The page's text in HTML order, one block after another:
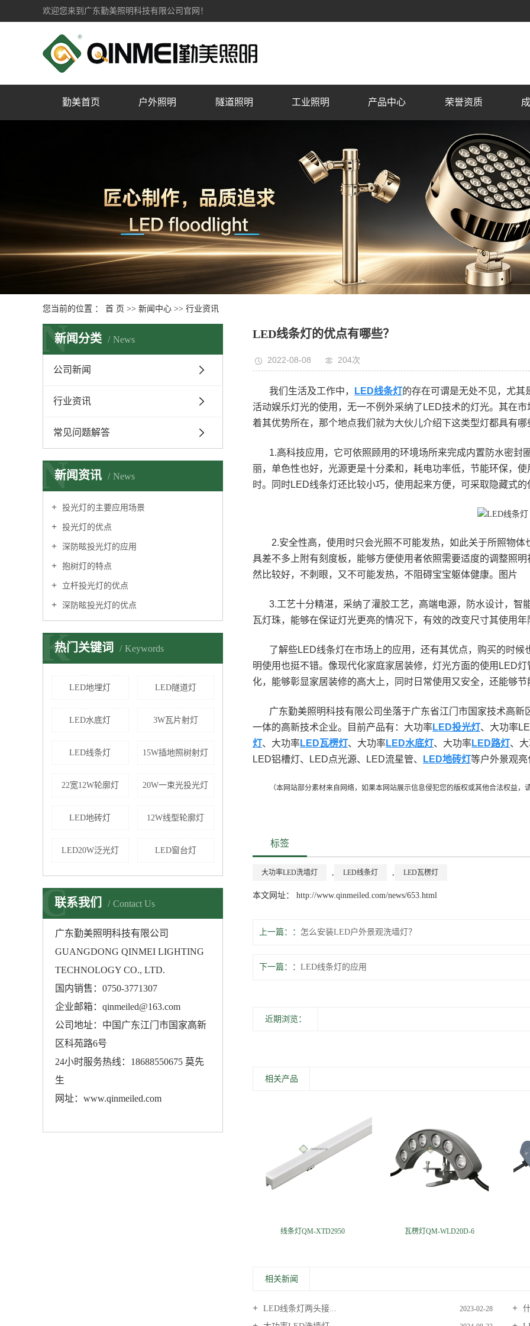
欢迎您来到广东勤美照明科技有限公司官网！
勤美首页 户外照明 隧道照明 工业照明 产品中心 荣誉资质
荣誉资质 商
市
住
您当前的位置 ： 首 页 >> 新闻中心 >> 行业资讯
新闻分类 News
N
公司新闻
行业资讯
常见问题解答
新闻资讯 News
N
投光灯的主要应用场景
投光灯的优点
深防眩投光灯的应用
抱树灯的特点
立杆投光灯的优点
深防眩投光灯的优点
热门关键词 Keywords
K
LED地埋灯 LED隧道灯
LED水底灯 3W瓦片射灯
LED线条灯 15W插地照树射灯
22宽12W轮廓灯 20W一束光投光灯
LED地砖灯 12W线型轮廓灯
LED20W泛光灯 LED窗台灯
联系我们 Contact Us
C
广东勤美照明科技有限公司
GUANGDONG QINMEI LIGHTING
TECHNOLOGY CO., LTD.
国内销售：0750-3771307
企业邮箱：qinmeiled@163.com
公司地址：中国广东江门市国家高新
区科苑路6号
24小时服务热线：18688550675 莫先
生
网址：www.qinmeiled.com
LED线条灯的优点有哪些？
2022-08-08 204次
我们生活及工作中， LED线条灯的存在可谓是无处不见，尤
活动娱乐灯光的使用，无一不例外采纳了LED技术的灯光。其在
着其优势所在，那个地点我们就为大伙儿介绍下这类型灯都具有哪
1.高科技应用，它可依照顾用的环境场所来完成内置防水密
丽，单色性也好，光源更是十分柔和，耗电功率低，节能环保，
时。同时LED线条灯还比较小巧，使用起来方便，可采取隐藏式
2.安全性高，使用时只会光照不可能发热，如此关于所照物
具差不多上附有刻度板，能够方便使用者依照需要适度的调整照
然比较好，不刺眼，又不可能发热，不阻碍宝宝躯体健康。图片
3.工艺十分精湛，采纳了灌胶工艺，高端电源，防水设计，
瓦灯珠，能够在保证灯光更亮的情况下，有效的改变尺寸其使用年
了解些LED线条灯在市场上的应用，还有其优点，购买的时
明使用也挺不错。像现代化家庭家居装修，灯光方面的使用LED
化，能够彰显家居装修的高大上，同时日常使用又安全，还能够节
广东勤美照明科技有限公司坐落于广东省江门市国家技术高
一体的高新技术企业。目前产品有：大功率LED投光灯、大功率
灯、大功率LED瓦楞灯、大功率LED水底灯、大功率LED路灯、
LED铝槽灯、LED点光源、LED流星管、
LED地砖灯等户外景观亮
（本网站部分素材来自网络，如果本网站展示信息侵犯您的版权或其他合法权益
标签
大功率LED洗墙灯 LED线条灯 LED瓦楞灯
本文网址： http://www.qinmeiled.com/news/653.html
上一篇： 怎么安装LED户外景观洗墙灯？
下一篇： LED线条灯的应用
近期浏览：
相关产品
线条灯QM-XTD2950 瓦楞灯QM-WLD20D-6
相关新闻
LED线条灯两头接... 2023-02-28